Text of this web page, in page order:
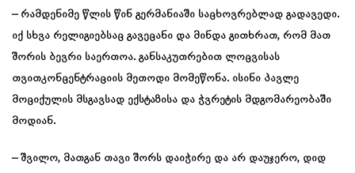
– რამდენიმე წლის წინ გერმანიაში საცხოვრებლად გადავედი.
იქ სხვა რელიგიებსაც გავეცანი და მინდა გითხრათ, რომ მათ
შორის ბევრი საერთოა. განსაკუთრებით ლოცვისას
თვითკონცენტრაციის მეთოდი მომეწონა. ისინი პავლე
მოციქულის მსგავსად ექსტაზისა და ჭვრეტის მდგომარეობაში
მოდიან.
– შვილო, მათგან თავი შორს დაიჭირე და არ დაუჯერო, დიდ